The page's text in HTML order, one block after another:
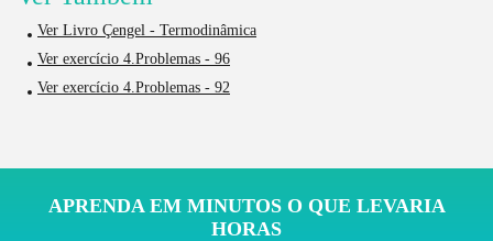
Ver Livro Çengel - Termodinâmica
Ver exercício 4.Problemas - 96
Ver exercício 4.Problemas - 92
APRENDA EM MINUTOS O QUE LEVARIA
HORAS